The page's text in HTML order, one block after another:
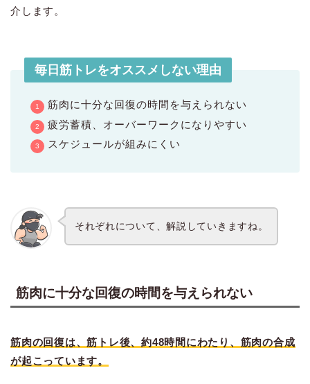
介します。
毎日筋トレをオススメしない理由
筋肉に十分な回復の時間を与えられない
疲労蓄積、オーバーワークになりやすい
スケジュールが組みにくい
それぞれについて、解説していきますね。
筋肉に十分な回復の時間を与えられない
筋肉の回復は、筋トレ後、約48時間にわたり、筋肉の合成
が起こっています。